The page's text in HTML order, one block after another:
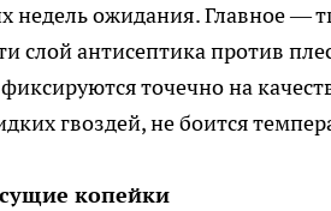
недель ожидания. Главное —
слой антисептика против
точечно на
гвоздей, не боится
копейки